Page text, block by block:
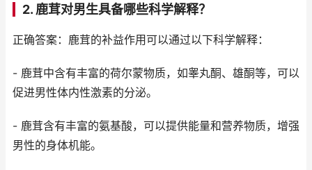
2. 鹿茸对男生具备哪些科学解释？
正确答案：鹿茸的补益作用可以通过以下科学解释：
- 鹿茸中含有丰富的荷尔蒙物质，如睾丸酮、雄酮等，可以
促进男性体内性激素的分泌。
- 鹿茸含有丰富的氨基酸，可以提供能量和营养物质，增强
男性的身体机能。